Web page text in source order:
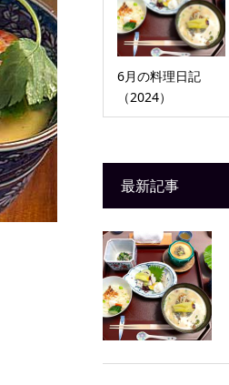
6月の料理日記
（2024）
最新記事